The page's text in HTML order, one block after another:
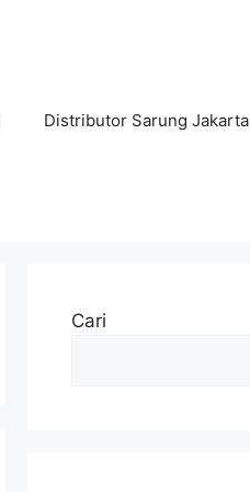
Distributor Sarung Jakarta
Cari